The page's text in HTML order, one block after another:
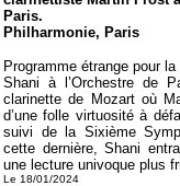
Paris.
Philharmonie, Paris
Programme étrange pour
Shani à l’Orchestre de
clarinette de Mozart où
d’une folle virtuosité à
suivi de la Sixième
cette dernière, Shani
une lecture univoque plus
Le 18/01/2024